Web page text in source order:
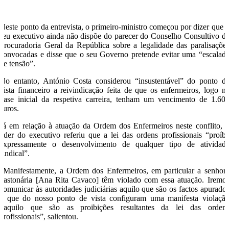
Neste ponto da entrevista, o primeiro-ministro começou por dizer que o
seu executivo ainda não dispõe do parecer do Conselho Consultivo da
Procuradoria Geral da República sobre a legalidade das paralisações
convocadas e disse que o seu Governo pretende evitar uma “escalada
de tensão”.
No entanto, António Costa considerou “insustentável” do ponto de
vista financeiro a reivindicação feita de que os enfermeiros, logo na
base inicial da respetiva carreira, tenham um vencimento de 1.600
euros.
Já em relação à atuação da Ordem dos Enfermeiros neste conflito, o
líder do executivo referiu que a lei das ordens profissionais “proíbe
expressamente o desenvolvimento de qualquer tipo de atividade
sindical”.
“Manifestamente, a Ordem dos Enfermeiros, em particular a senhora
bastonária [Ana Rita Cavaco] têm violado com essa atuação. Iremos
comunicar às autoridades judiciárias aquilo que são os factos apurados
e que do nosso ponto de vista configuram uma manifesta violação
daquilo que são as proibições resultantes da lei das ordens
profissionais”, salientou.